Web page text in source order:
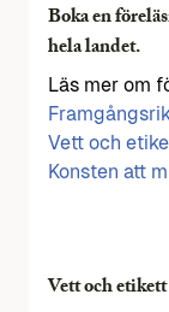
Boka en
hela landet.
Läs mer om
Vett och
Konsten att
Vett och